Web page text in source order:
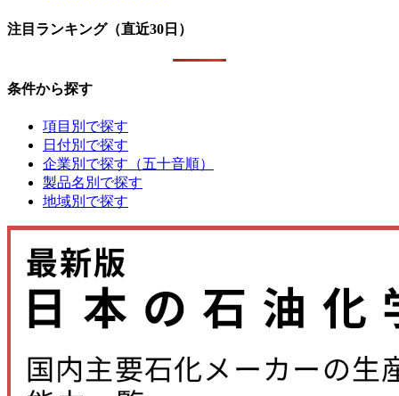
注目ランキング（直近30日）
条件から探す
項目別で探す
日付別で探す
企業別で探す（五十音順）
製品名別で探す
地域別で探す